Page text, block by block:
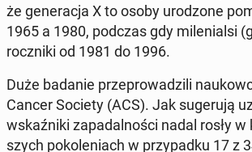
że ge­ne­ra­cja X to osoby uro­dzo­ne
1965 a 1980, podczas gdy mi­le­nial­si
rocz­ni­ki od 1981 do 1996.
Duże badanie prze­pro­wa­dzi­li
Cancer Society (ACS). Jak su­ge­ru­ją
wskaź­ni­ki za­pa­dal­no­ści nadal rosły
szych po­ko­le­niach w przy­pad­ku 17 z